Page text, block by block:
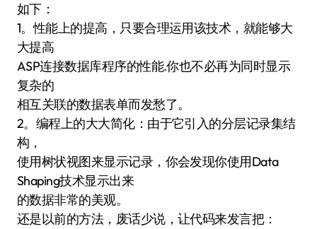
如下：
1。性能上的提高，只要合理运用该技术，就能够大
大提高
ASP连接数据库程序的性能.你也不必再为同时显示
复杂的
相互关联的数据表单而发愁了。
2。编程上的大大简化：由于它引入的分层记录集结
构，
使用树状视图来显示记录，你会发现你使用Data
Shaping技术显示出来
的数据非常的美观。
还是以前的方法，废话少说，让代码来发言把：